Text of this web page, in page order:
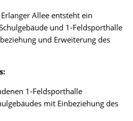
Allee entsteht ein
und 1-Feldsporthalle
und Erweiterung des
1-Feldsporthalle
mit Einbeziehung des